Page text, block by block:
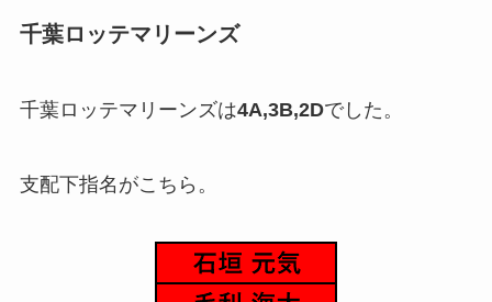
千葉ロッテマリーンズ
千葉ロッテマリーンズは4A,3B,2Dでした。
支配下指名がこちら。